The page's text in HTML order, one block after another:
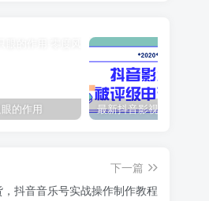
的作用
下一篇
抖音音乐号实战操作制作教程